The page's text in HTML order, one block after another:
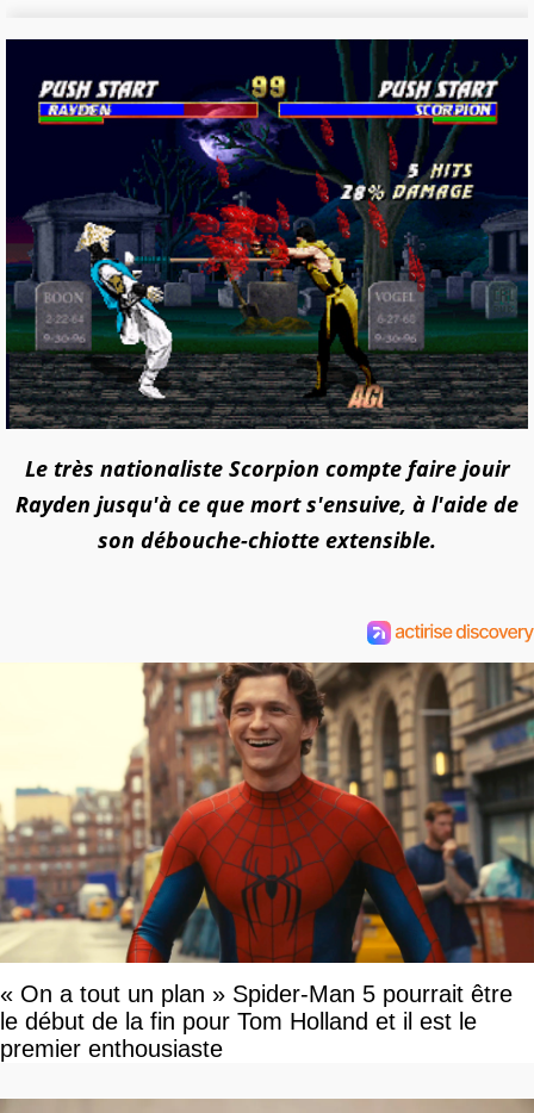
Le très nationaliste Scorpion compte faire jouir
Rayden jusqu'à ce que mort s'ensuive, à l'aide de
son débouche-chiotte extensible.
« On a tout un plan » Spider-Man 5 pourrait être
le début de la fin pour Tom Holland et il est le
premier enthousiaste